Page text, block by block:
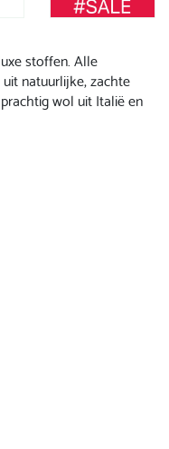
stoffen. Alle
natuurlijke, zachte
wol uit Italië en